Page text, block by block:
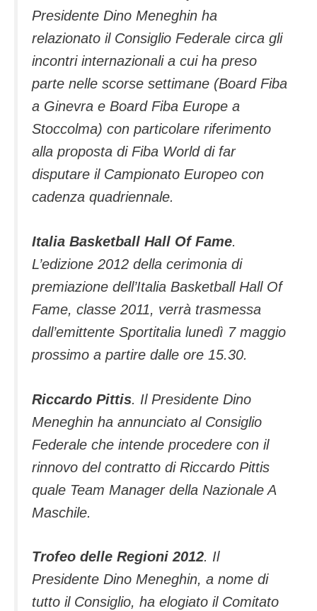
Presidente Dino Meneghin ha
relazionato il Consiglio Federale circa gli
incontri internazionali a cui ha preso
parte nelle scorse settimane (Board Fiba
a Ginevra e Board Fiba Europe a
Stoccolma) con particolare riferimento
alla proposta di Fiba World di far
disputare il Campionato Europeo con
cadenza quadriennale.
Italia Basketball Hall Of Fame.
L’edizione 2012 della cerimonia di
premiazione dell’Italia Basketball Hall Of
Fame, classe 2011, verrà trasmessa
dall’emittente Sportitalia lunedì 7 maggio
prossimo a partire dalle ore 15.30.
Riccardo Pittis. Il Presidente Dino
Meneghin ha annunciato al Consiglio
Federale che intende procedere con il
rinnovo del contratto di Riccardo Pittis
quale Team Manager della Nazionale A
Maschile.
Trofeo delle Regioni 2012. Il
Presidente Dino Meneghin, a nome di
tutto il Consiglio, ha elogiato il Comitato